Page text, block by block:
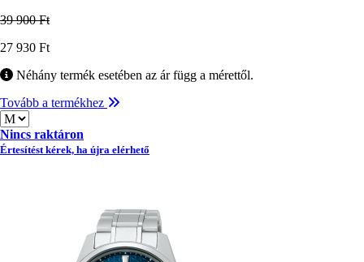
39 900 Ft
Ár
27 930 Ft
Néhány termék esetében az ár függ a mérettől.
Tovább a termékhez
Méret
Nincs raktáron
Értesítést kérek, ha újra elérhető